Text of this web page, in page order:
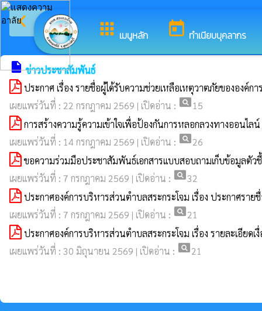
apps เมนูหลัก today ทำเนียบบุคลากร
arrow_back_ios กลับเมนูหลัก
insert_drive_fileข่าวประชาสัมพันธ์
ประกาศ เรื่อง รายชื่อผู้ได้รับความช่วยเหลือเหตุวาตภัยขององค์ก
เผยแพร่วันที่ : 22 กรกฎาคม 2569 | เปิดอ่าน : pageview15
การสร้างความรู้ความเข้าใจเพื่อป้องกันการหลอกลวงทางออนไล
เผยแพร่วันที่ : 14 กรกฎาคม 2569 | เปิดอ่าน : pageview26
ขอความร่วมมือประชาสัมพันธ์เอกสารแบบสอบถามเก็บข้อมูลตั
เผยแพร่วันที่ : 7 กรกฎาคม 2569 | เปิดอ่าน : pageview32
ประกาศองค์การบริหารส่วนตำบลสระกระโจม เรื่อง ประกาศร
เผยแพร่วันที่ : 7 กรกฎาคม 2569 | เปิดอ่าน : pageview21
ประกาศองค์การบริหารส่วนตำบลสระกระโจม เรื่อง รายละเอีย
เผยแพร่วันที่ : 30 มิถุนายน 2569 | เปิดอ่าน : pageview21